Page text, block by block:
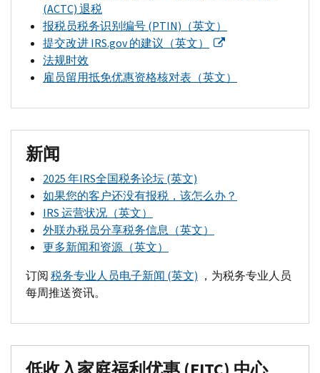
(ACTC) 退税
报税员税务识别编号 (PTIN)（英文）
提交改进IRS.gov的建议（英文）
法规时效
雇员留用抵免优惠资格核对表（英文）
新闻
2025 年IRS全国税务论坛 (英文)
如果您的客户还没有报税，该怎么办？
IRS运营状况（英文）
外联办税员分享税务信息（英文）
更多新闻和资源（英文）
订阅税务专业人员电子新闻 (英文) ，为税务专业人员
每周推送资讯。